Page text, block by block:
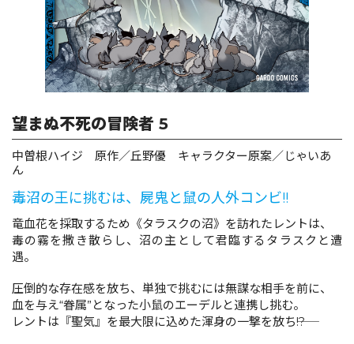
コミックガルド
コミッククリエ
リキューレ
望まぬ不死の冒険者 5
中曽根ハイジ 原作／丘野優 キャラクター原案／じゃいあ
ん
毒沼の王に挑むは、屍鬼と鼠の人外コンビ!!
竜血花を採取するため《タラスクの沼》を訪れたレントは、
毒の霧を撒き散らし、沼の主として君臨するタラスクと遭
遇。
圧倒的な存在感を放ち、単独で挑むには無謀な相手を前に、
血を与え“眷属”となった小鼠のエーデルと連携し挑む。
レントは『聖気』を最大限に込めた渾身の一撃を放ち――!?